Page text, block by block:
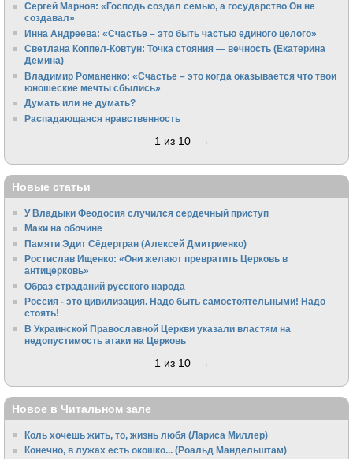
Сергей Марнов: «Господь создал семью, а государство Он не
создавал»
Инна Андреева: «Счастье – это быть частью единого целого»
Светлана Коппел-Ковтун: Точка стояния — вечность (Екатерина
Демина)
Владимир Романенко: «Счастье – это когда оказывается что твои
юношеские мечты сбылись»
Думать или не думать?
Распадающаяся нравственность
1 из 10 →
Новые статьи
У Владыки Феодосия случился сердечный приступ
Маки на обочине
Памяти Эдит Сёдергран (Алексей Дмитриенко)
Ростислав Ищенко: «Они желают превратить Церковь в
антицерковь»
Образ страданий русского народа
Россия - это цивилизация. Надо быть самостоятельными! Надо
стоять!
В Украинской Православной Церкви указали властям на
недопустимость атаки на Церковь
1 из 10 →
Новое в Читальном зале
Коль хочешь жить, то, жизнь любя (Лариса Миллер)
Конечно, в лужах есть окошко... (Роальд Мандельштам)